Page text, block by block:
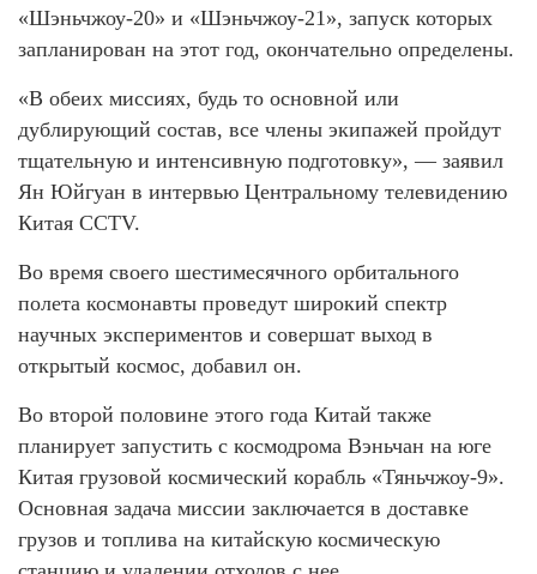
«Шэньчжоу-20» и «Шэньчжоу-21», запуск которых
запланирован на этот год, окончательно определены.
«В обеих миссиях, будь то основной или
дублирующий состав, все члены экипажей пройдут
тщательную и интенсивную подготовку», — заявил
Ян Юйгуан в интервью Центральному телевидению
Китая CCTV.
Во время своего шестимесячного орбитального
полета космонавты проведут широкий спектр
научных экспериментов и совершат выход в
открытый космос, добавил он.
Во второй половине этого года Китай также
планирует запустить с космодрома Вэньчан на юге
Китая грузовой космический корабль «Тяньчжоу-9».
Основная задача миссии заключается в доставке
грузов и топлива на китайскую космическую